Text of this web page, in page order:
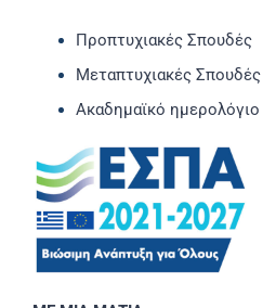
Προπτυχιακές Σπουδές
Μεταπτυχιακές Σπουδές
Ακαδημαϊκό ημερολόγιο